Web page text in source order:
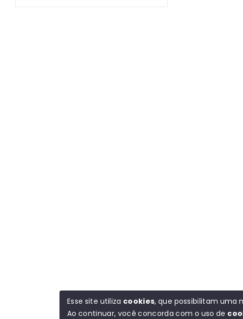
Esse site utiliza cookies, que possibilitam uma
Ao continuar, você concorda com o uso de